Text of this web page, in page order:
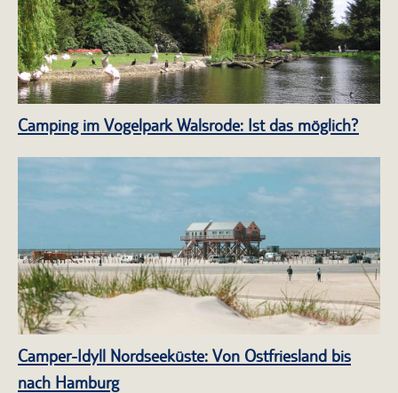
Camping im Vogelpark Walsrode: Ist das möglich?
Camper-Idyll Nordseeküste: Von Ostfriesland bis
nach Hamburg